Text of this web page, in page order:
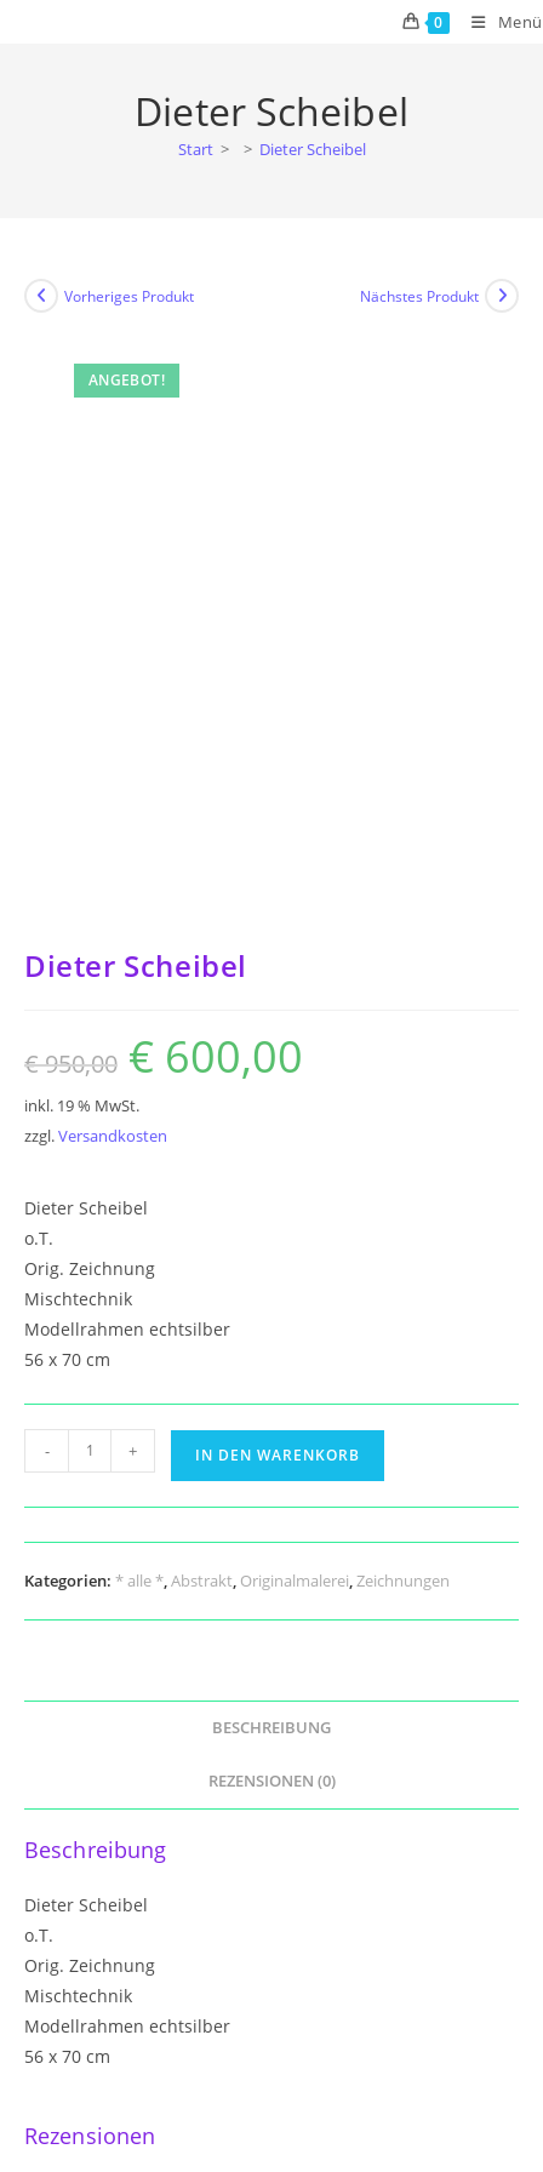
0 Menü
Dieter Scheibel
Start > > Dieter Scheibel
ANGEBOT!
Vorheriges Produkt Nächstes Produkt
Dieter Scheibel
€950,00
Ursprünglicher
Preis
war:
€ 600,00
inkl. 19 % MwSt.
zzgl.Versandkosten
Dieter Scheibel
o.T.
Orig. Zeichnung
Mischtechnik
Modellrahmen echtsilber
56 x 70 cm
Scheibel
Menge
- + IN DEN WARENKORB
Kategorien: * alle * Abstrakt Originalmalerei Zeichnungen
BESCHREIBUNG
REZENSIONEN (0)
Beschreibung
Dieter Scheibel
o.T.
Orig. Zeichnung
Mischtechnik
Modellrahmen echtsilber
56 x 70 cm
Rezensionen